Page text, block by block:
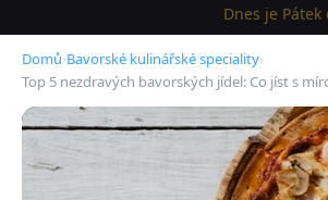
Dnes je
Domů›Bavorské kulinářské speciality›
Top 5 nezdravých bavorských jídel: Co jíst s